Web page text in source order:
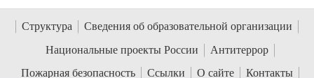
Структура
Сведения об образовательной организации
Национальные проекты России
Антитеррор
Пожарная безопасность
Ссылки О сайте Контакты